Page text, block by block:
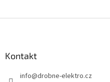
Kontakt
info@drobne-elektro.cz